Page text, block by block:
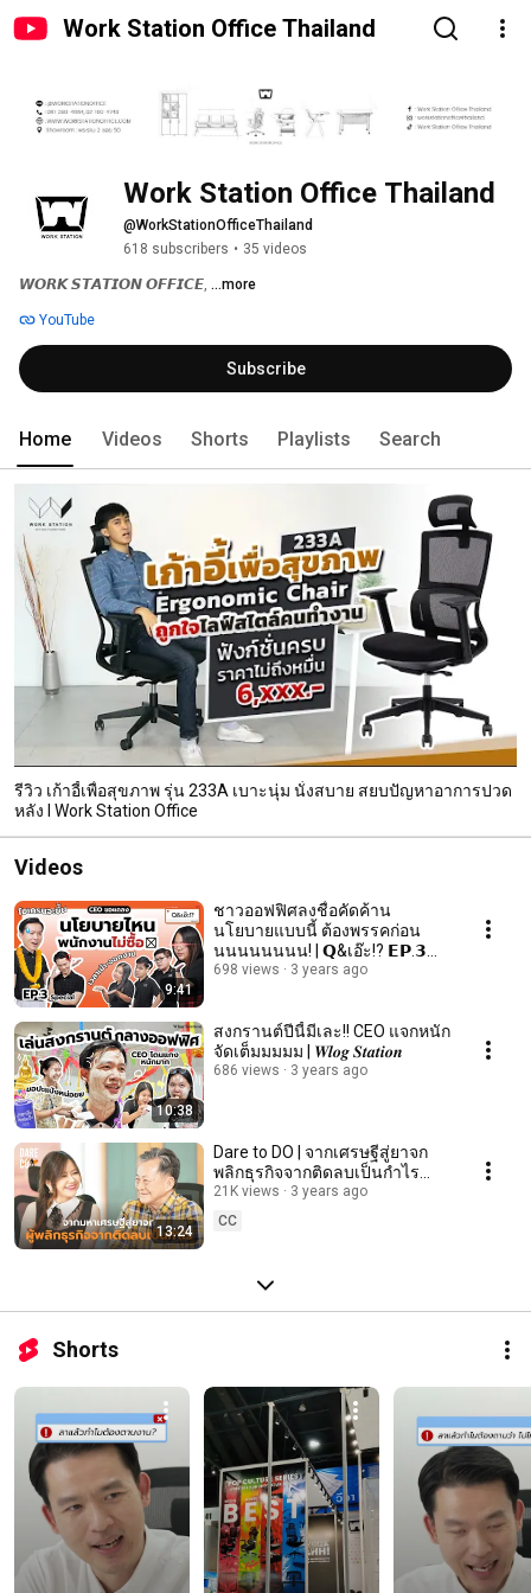
Work Station Office Thailand
Work Station Office Thailand
@WorkStationOfficeThailand
618 subscribers • 35 videos
𝙒𝙊𝙍𝙆 𝙎𝙏𝘼𝙏𝙄𝙊𝙉 𝙊𝙁𝙁𝙄𝘾𝙀, ...more
YouTube
Subscribe
Home Videos Shorts Playlists Search
รีวิว เก้าอี้เพื่อสุขภาพ รุ่น 233A เบาะนุ่ม นั่งสบาย สยบปัญหาอาการปวด
หลัง l Work Station Office
Videos
9:41
ชาวออฟฟิศลงชื่อคัดค้าน
นโยบายแบบนี้ ต้องพรรคก่อน
นนนนนนนน! | 𝗤&เอ๊ะ!? 𝗘𝗣.𝟯
𝗦𝗽𝗲𝗰𝗶𝗮𝗹
698 views 3 years ago
10:38
สงกรานต์ปีนี้มีเละ!! CEO แจกหนัก
จัดเต็มมมมม | 𝑾𝒍𝒐𝒈 𝑺𝒕𝒂𝒕𝒊𝒐𝒏
686 views 3 years ago
13:24
Dare to DO | จากเศรษฐีสู่ยาจก
พลิกธุรกิจจากติดลบเป็นกำไร
ก้าวสู่ผู้บริหารบริษัทยักษ์ใหญ่ของ
ประเทศ
21K views
3 years ago
CC
Shorts